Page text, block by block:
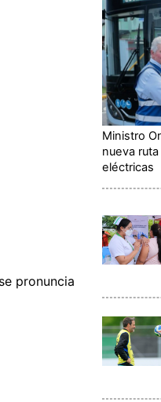
pronuncia
Ministro
nueva
eléctricas